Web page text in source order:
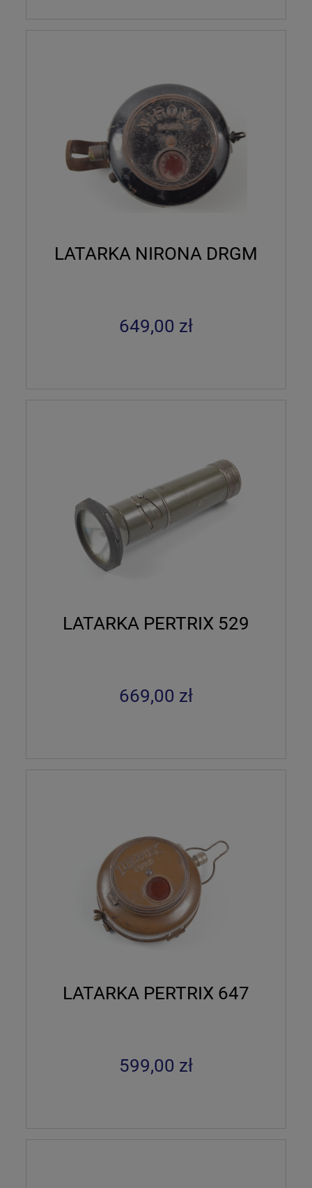
LATARKA NIRONA DRGM
649,00 zł
LATARKA PERTRIX 529
669,00 zł
LATARKA PERTRIX 647
599,00 zł